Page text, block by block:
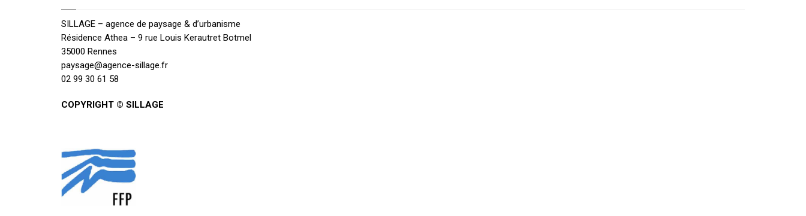
SILLAGE – agence de paysage & d’urbanisme
Résidence Athea – 9 rue Louis Kerautret Botmel
35000 Rennes
paysage@agence-sillage.fr
02 99 30 61 58
COPYRIGHT © SILLAGE